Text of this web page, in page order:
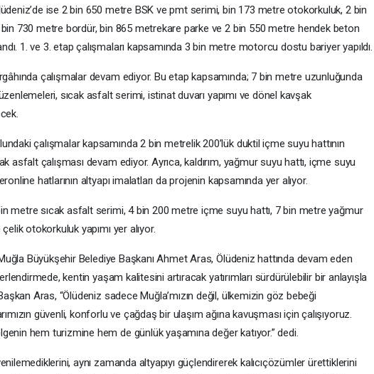
ise 2 bin 650 metre BSK ve pmt serimi, bin 173 metre otokorkuluk, 2 bin
730 metre bordür, bin 865 metrekare parke ve 2 bin 550 metre hendek beton
1. ve 3. etap çalışmaları kapsamında 3 bin metre motorcu dostu bariyer yapıldı.
çalışmalar devam ediyor. Bu etap kapsamında; 7 bin metre uzunluğunda
sıcak asfalt serimi, istinat duvarı yapımı ve dönel kavşak
çalışmalar kapsamında 2 bin metrelik 200’lük duktil içme suyu hattının
asfalt çalışması devam ediyor. Ayrıca, kaldırım, yağmur suyu hattı, içme suyu
hatlarının altyapı imalatları da projenin kapsamında yer alıyor.
metre sıcak asfalt serimi, 4 bin 200 metre içme suyu hattı, 7 bin metre yağmur
otokorkuluk yapımı yer alıyor.
Büyükşehir Belediye Başkanı Ahmet Aras, Ölüdeniz hattında devam eden
kentin yaşam kalitesini artıracak yatırımları sürdürülebilir bir anlayışla
Aras, “Ölüdeniz sadece Muğla’mızın değil, ülkemizin göz bebeği
güvenli, konforlu ve çağdaş bir ulaşım ağına kavuşması için çalışıyoruz.
hem turizmine hem de günlük yaşamına değer katıyor.” dedi.
aynı zamanda altyapıyı güçlendirerek kalıcıçözümler ürettiklerini